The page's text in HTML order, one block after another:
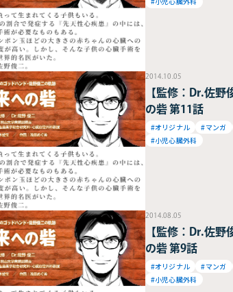
2014.10.05
【監修：Dr.佐野
の砦 第11話
#オリジナル #マンガ
#小児心臓外科
2014.08.05
【監修：Dr.佐野
の砦 第9話
#オリジナル #マンガ
#小児心臓外科